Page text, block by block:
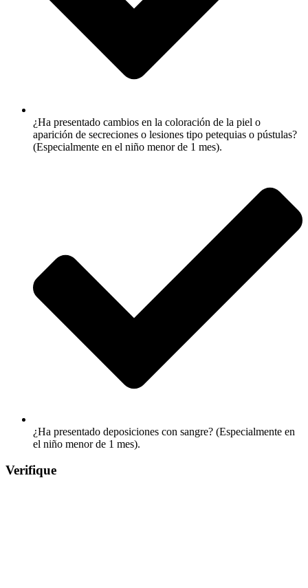
¿Ha presentado cambios en la coloración de la piel o
aparición de secreciones o lesiones tipo petequias o pústulas?
(Especialmente en el niño menor de 1 mes).
¿Ha presentado deposiciones con sangre? (Especialmente en
el niño menor de 1 mes).
Verifique